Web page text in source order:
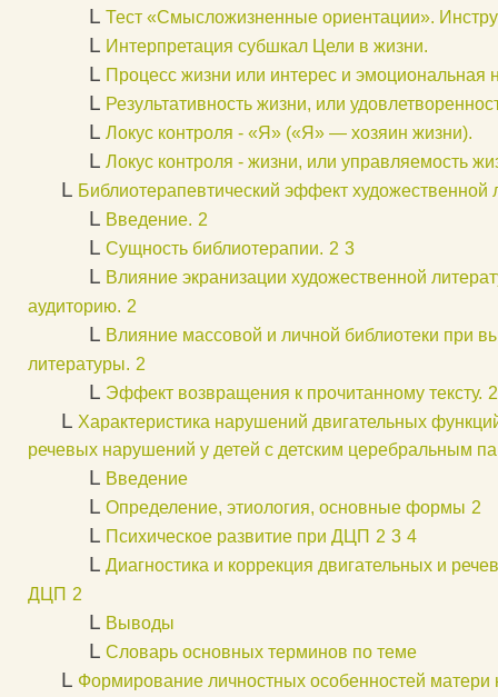
L Тест «Смысложизненные ориентации».
L Интерпретация субшкал Цели в жизни.
L Процесс жизни или интерес и эмоциональная
L Результативность жизни, или
L Локус контроля - «Я» («Я» — хозяин жизни).
L Локус контроля - жизни, или управляемость
L Библиотерапевтический эффект художественной
L Введение. 2
L Сущность библиотерапии. 2 3
L Влияние экранизации художественной
аудиторию. 2
L Влияние массовой и личной библиотеки при
литературы. 2
L Эффект возвращения к прочитанному тексту. 2
L Характеристика нарушений двигательных
речевых нарушений у детей с детским церебральным
L Введение
L Определение, этиология, основные формы 2
L Психическое развитие при ДЦП 2 3 4
L Диагностика и коррекция двигательных и
ДЦП 2
L Выводы
L Словарь основных терминов по теме
L Формирование личностных особенностей